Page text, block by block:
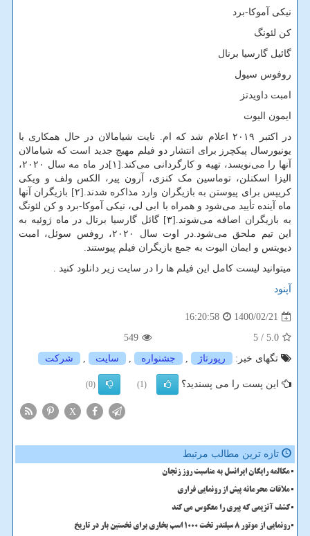
نیکی آموکا-برد
کن لئونگ
گائیل گارسیا برنال
روفوس سیول
امبت داویدتز
ایمون الیوت
در اکتبر ۲۰۱۹ اعلام شد که ام. نایت شیامالان در حال همکاری با
یونیورسال پیکچرز برای انتشار دو فیلم مهیج جدید است که شیامالان
آنها را می‌نویسد، تهیه و کارگردانی می‌کند.[۱]در ماه مه سال ۲۰۲۰،
الیزا اسکنلن، توماسین مک کنزی، آرون پیر، الکس ولف و ویکی
کریپس برای پیوستن به بازیگران وارد مذاکره شدند.[۲] بازیگران آنها
ماه آینده تأیید می‌شود و همراه با ابی لی، نیکی آموکا-برد و کن لئونگ
به بازیگران اضافه می‌شوند.[۳] گائل گارسیا برنال در ماه ژوئیه به
این تیم ملحق می‌شود.در اوت سال ۲۰۲۰، روفس سوئل، امبت
دیویتس و ایمان الیوت به جمع بازیگران فیلم پیوستند.
میتوانید لیست کامل این فیلم ها را در سایت زیر دانلود کنید .
آپنود
1400/02/21
16:20:58
5.0
/ 5
549
تگهای خبر:
رپورتاژ , جشنواره , سایت , شركت
این پست را می پسندید؟ (1)
(0)
X
تازه ترین مطالب مرتبط
مکالمه رایگان ایرانسل به مناسبت روز زنجان
ملاقات محرمانه پیش از رونمایی فراری
کشف آنزیمی که پیری را معکوس می کند
رونمایی از موتور ۸ سیلندر تخت ۱۰۰۰ اسب بخاری برای نخستین بار در تاریخ